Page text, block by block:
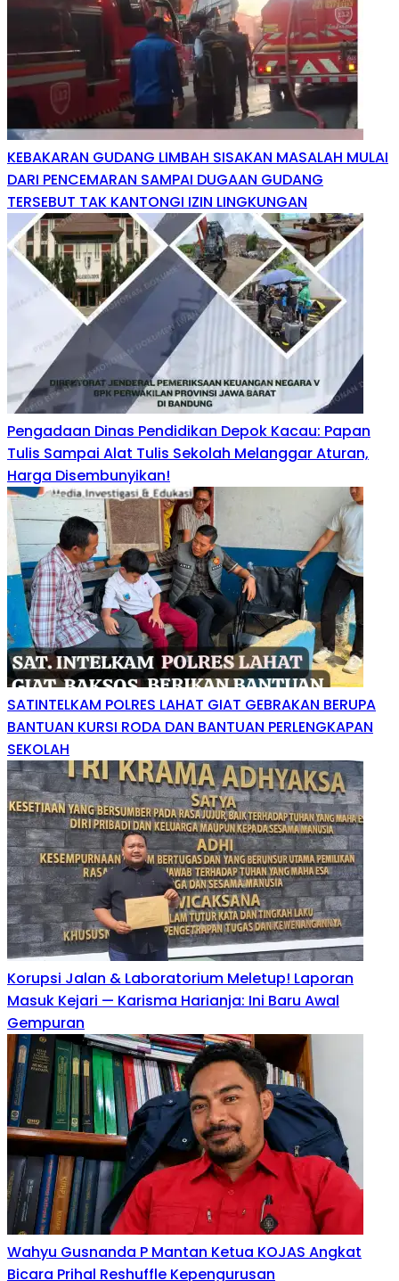
KEBAKARAN GUDANG LIMBAH SISAKAN MASALAH MULAI
DARI PENCEMARAN SAMPAI DUGAAN GUDANG
TERSEBUT TAK KANTONGI IZIN LINGKUNGAN
Pengadaan Dinas Pendidikan Depok Kacau: Papan
Tulis Sampai Alat Tulis Sekolah Melanggar Aturan,
Harga Disembunyikan!
SATINTELKAM POLRES LAHAT GIAT GEBRAKAN BERUPA
BANTUAN KURSI RODA DAN BANTUAN PERLENGKAPAN
SEKOLAH
Korupsi Jalan & Laboratorium Meletup! Laporan
Masuk Kejari — Karisma Harianja: Ini Baru Awal
Gempuran
Wahyu Gusnanda P Mantan Ketua KOJAS Angkat
Bicara Prihal Reshuffle Kepengurusan